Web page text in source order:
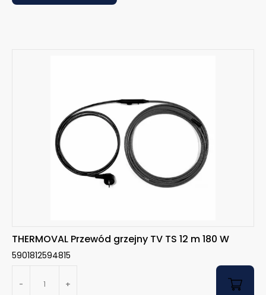
THERMOVAL Przewód grzejny TV TS 12 m 180 W
5901812594815
- +